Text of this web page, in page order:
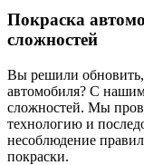
Покраска
сложностей
Вы решили
автомобиля? С
сложностей. Мы
технологию и
несоблюдение
покраски.